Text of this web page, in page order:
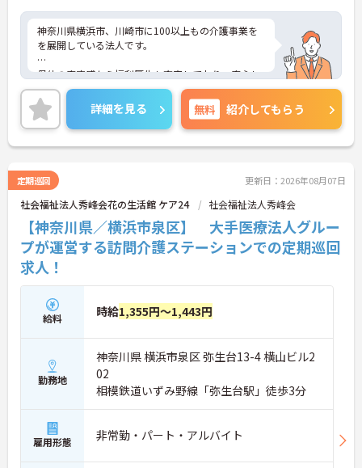
神奈川県横浜市、川崎市に100以上もの介護事業を
を展開している法人です。
母体の安定感から福利厚生も充実しており、安心し
て長く働いて頂けます。自分のライフスタイルに合
わせて働いていただけます。
ご興味のある方はお気軽にお問い合わせ下さいま
せ。
詳細を見る 無料 紹介してもらう
定期巡回 更新日：2026年08月07日
社会福祉法人秀峰会花の生活館 ケア24 社会福祉法人秀峰会
【神奈川県／横浜市泉区】 大手医療法人グルー
プが運営する訪問介護ステーションでの定期巡回
求人！
給料 時給1,355円～1,443円
勤務地
神奈川県 横浜市泉区 弥生台13-4 横山ビル2
02
相模鉄道いずみ野線「弥生台駅」徒歩3分
雇用形態 非常勤・パート・アルバイト